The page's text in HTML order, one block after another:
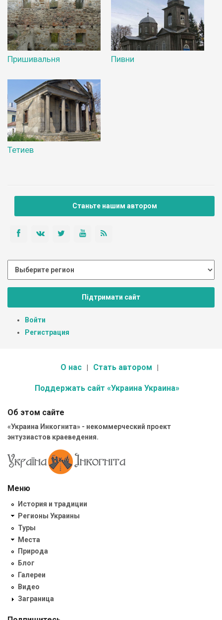
Пришивальня Пивни
Тетиев
Станьте нашим автором
Підтримати сайт
Войти
Регистрация
О нас Стать автором
Поддержать сайт «Украина Украина»
Об этом сайте
«Украина Инкогнита» - некоммерческий проект
энтузиастов краеведения.
Меню
История и традиции
Регионы Украины
Туры
Места
Природа
Блог
Галереи
Видео
Заграница